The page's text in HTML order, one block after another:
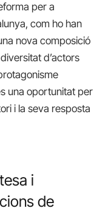
per a
com ho han
nova composició
d’actors
una oportunitat per
i la seva resposta
i
de